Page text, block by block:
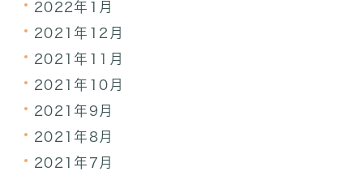
2022年1月
2021年12月
2021年11月
2021年10月
2021年9月
2021年8月
2021年7月